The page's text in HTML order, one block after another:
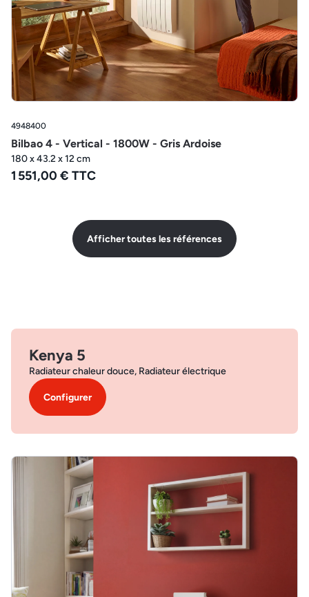
4948400
Bilbao 4 - Vertical - 1800W - Gris Ardoise
180 x 43.2 x 12 cm
1 551,00 € TTC
Afficher toutes les références
Kenya 5
Radiateur chaleur douce, Radiateur électrique
Configurer